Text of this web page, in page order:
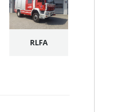
RLFA